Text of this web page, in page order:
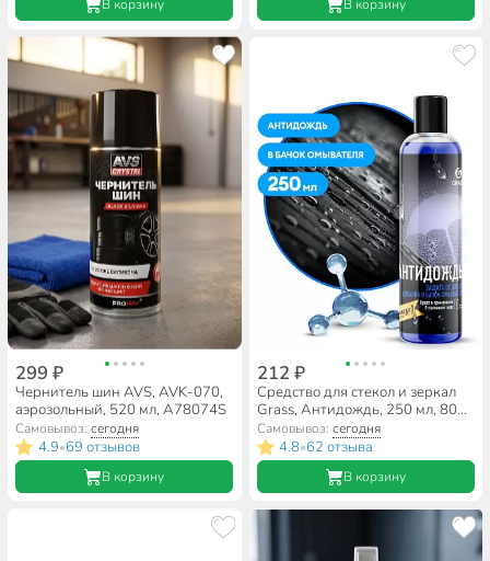
В корзину В корзину
299 ₽
Чернитель шин AVS, AVK-070,
аэрозольный, 520 мл, A78074S
Самовывоз:сегодня
4.9•69 отзывов
В корзину
212 ₽
Средство для стекол и зеркал
Grass, Антидождь, 250 мл, 800-
440
Самовывоз: сегодня
4.8•62 отзыва
В корзину